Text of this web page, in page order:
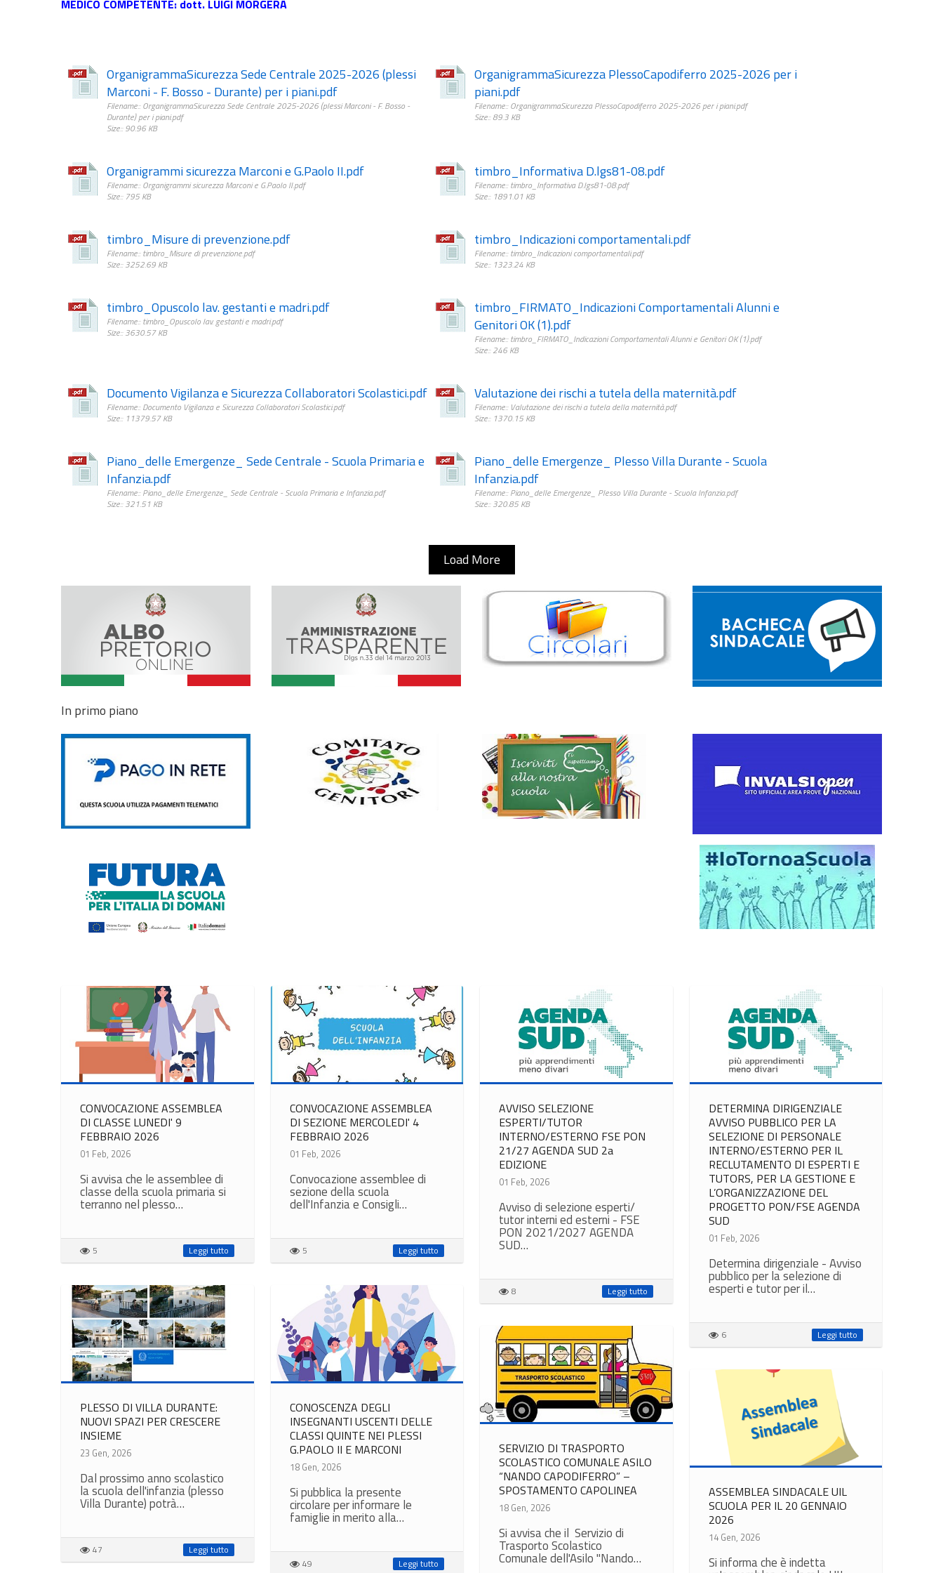
MEDICO COMPETENTE: dott. LUIGI MORGERA
OrganigrammaSicurezza Sede Centrale 2025-2026 (plessi
Marconi - F. Bosso - Durante) per i piani.pdf
Filename:: OrganigrammaSicurezza Sede Centrale 2025-2026 (plessi Marconi - F. Bosso -
Durante) per i piani.pdf
Size:: 90.96 KB
OrganigrammaSicurezza PlessoCapodiferro 2025-2026 per i
piani.pdf
Filename:: OrganigrammaSicurezza PlessoCapodiferro 2025-2026 per i piani.pdf
Size:: 89.3 KB
Organigrammi sicurezza Marconi e G.Paolo II.pdf
Filename:: Organigrammi sicurezza Marconi e G.Paolo II.pdf
Size:: 795 KB
timbro_Informativa D.lgs81-08.pdf
Filename:: timbro_Informativa D.lgs81-08.pdf
Size:: 1891.01 KB
timbro_Misure di prevenzione.pdf
Filename:: timbro_Misure di prevenzione.pdf
Size:: 3252.69 KB
timbro_Indicazioni comportamentali.pdf
Filename:: timbro_Indicazioni comportamentali.pdf
Size:: 1323.24 KB
timbro_Opuscolo lav. gestanti e madri.pdf
Filename:: timbro_Opuscolo lav. gestanti e madri.pdf
Size:: 3630.57 KB
timbro_FIRMATO_Indicazioni Comportamentali Alunni e
Genitori OK (1).pdf
Filename:: timbro_FIRMATO_Indicazioni Comportamentali Alunni e Genitori OK (1).pdf
Size:: 246 KB
Documento Vigilanza e Sicurezza Collaboratori Scolastici.pdf
Filename:: Documento Vigilanza e Sicurezza Collaboratori Scolastici.pdf
Size:: 11379.57 KB
Valutazione dei rischi a tutela della maternità.pdf
Filename:: Valutazione dei rischi a tutela della maternità.pdf
Size:: 1370.15 KB
Piano_delle Emergenze_ Sede Centrale - Scuola Primaria e
Infanzia.pdf
Filename:: Piano_delle Emergenze_ Sede Centrale - Scuola Primaria e Infanzia.pdf
Size:: 321.51 KB
Piano_delle Emergenze_ Plesso Villa Durante - Scuola
Infanzia.pdf
Filename:: Piano_delle Emergenze_ Plesso Villa Durante - Scuola Infanzia.pdf
Size:: 320.85 KB
Load More
In primo piano
CONVOCAZIONE ASSEMBLEA
DI CLASSE LUNEDI' 9
FEBBRAIO 2026
01 Feb, 2026
Si avvisa che le assemblee di
classe della scuola primaria si
terranno nel plesso…
5 Leggi tutto
CONVOCAZIONE ASSEMBLEA
DI SEZIONE MERCOLEDI' 4
FEBBRAIO 2026
01 Feb, 2026
Convocazione assemblee di
sezione della scuola
dell'Infanzia e Consigli…
5 Leggi tutto
AVVISO SELEZIONE
ESPERTI/TUTOR
INTERNO/ESTERNO FSE PON
21/27 AGENDA SUD 2a
EDIZIONE
01 Feb, 2026
Avviso di selezione esperti/
tutor interni ed esterni - FSE
PON 2021/2027 AGENDA
SUD…
8 Leggi tutto
DETERMINA DIRIGENZIALE
AVVISO PUBBLICO PER LA
SELEZIONE DI PERSONALE
INTERNO/ESTERNO PER IL
RECLUTAMENTO DI ESPERTI E
TUTORS, PER LA GESTIONE E
L’ORGANIZZAZIONE DEL
PROGETTO PON/FSE AGENDA
SUD
01 Feb, 2026
Determina dirigenziale - Avviso
pubblico per la selezione di
esperti e tutor per il…
6 Leggi tutto
PLESSO DI VILLA DURANTE:
NUOVI SPAZI PER CRESCERE
INSIEME
23 Gen, 2026
Dal prossimo anno scolastico
la scuola dell'infanzia (plesso
Villa Durante) potrà…
47 Leggi tutto
CONOSCENZA DEGLI
INSEGNANTI USCENTI DELLE
CLASSI QUINTE NEI PLESSI
G.PAOLO II E MARCONI
18 Gen, 2026
Si pubblica la presente
circolare per informare le
famiglie in merito alla…
49 Leggi tutto
SERVIZIO DI TRASPORTO
SCOLASTICO COMUNALE ASILO
“NANDO CAPODIFERRO” –
SPOSTAMENTO CAPOLINEA
18 Gen, 2026
Si avvisa che il Servizio di
Trasporto Scolastico
Comunale dell'Asilo "Nando…
ASSEMBLEA SINDACALE UIL
SCUOLA PER IL 20 GENNAIO
2026
14 Gen, 2026
Si informa che è indetta